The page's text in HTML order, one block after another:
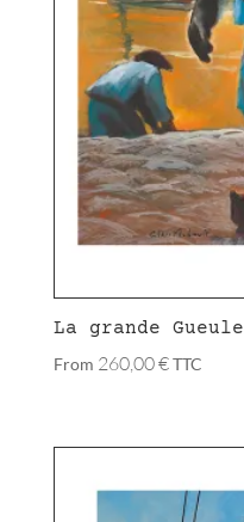
La grande Gueule
From 260,00€TTC